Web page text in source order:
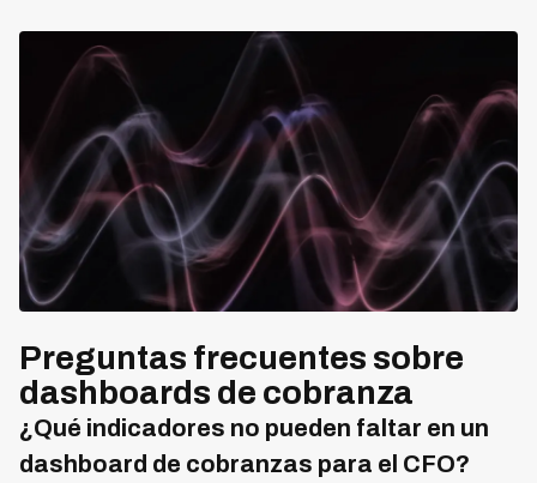
Preguntas frecuentes sobre
dashboards de cobranza
¿Qué indicadores no pueden faltar en un
dashboard de cobranzas para el CFO?